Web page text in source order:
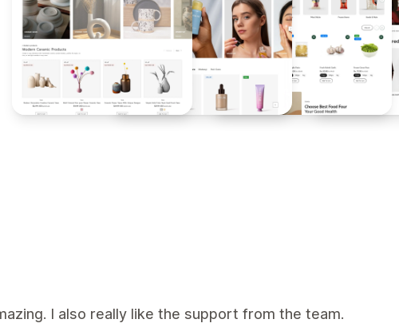
I also really like the support from the team.